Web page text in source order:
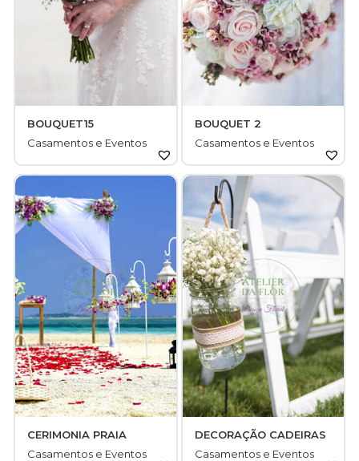
BOUQUET15
Casamentos e Eventos
BOUQUET 2
Casamentos e Eventos
CERIMONIA PRAIA
Casamentos e Eventos
DECORAÇÃO CADEIRAS
Casamentos e Eventos